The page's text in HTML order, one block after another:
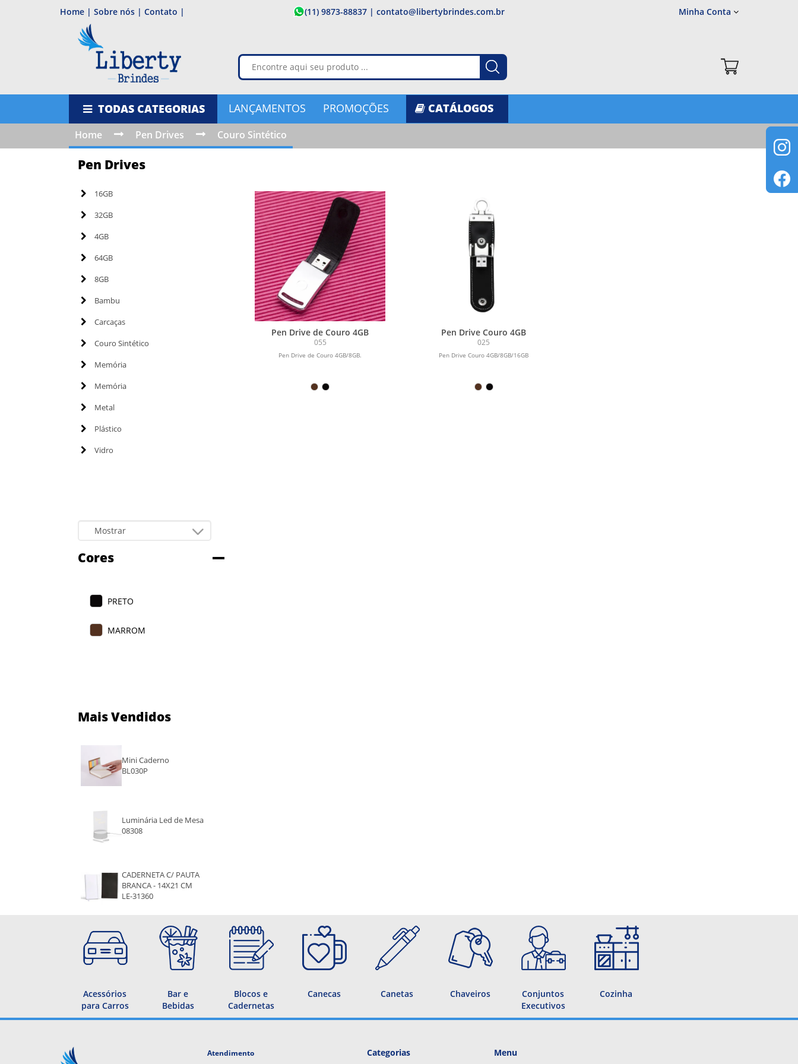
Home | Sobre nós | Contato | (11) 9873-88837 | contato@libertybrindes.com.br Minha Conta
TODAS CATEGORIAS LANÇAMENTOS PROMOÇÕES CATÁLOGOS
Home Pen Drives Couro Sintético
Pen Drives
16GB
32GB
4GB
64GB
8GB
Bambu
Carcaças
Couro Sintético
Memória
Memória
Metal
Plástico
Vidro
Cores
PRETO
MARROM
Mais Vendidos
Mini Caderno
BL030P
Luminária Led de Mesa
08308
CADERNETA C/ PAUTA
BRANCA - 14X21 CM
LE-31360
Pen Drive de Couro 4GB
055
Pen Drive de Couro 4GB/8GB.
Pen Drive Couro 4GB
025
Pen Drive Couro 4GB/8GB/16GB
Acessórios
para Carros
Bar e
Bebidas
Blocos e
Cadernetas
Canecas Canetas Chaveiros
Conjuntos
Executivos
Cozinha
Atendimento Categorias Menu